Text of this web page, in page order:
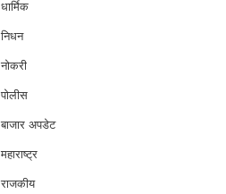
धार्मिक
निधन
नोकरी
पोलीस
बाजार अपडेट
महाराष्ट्र
राजकीय